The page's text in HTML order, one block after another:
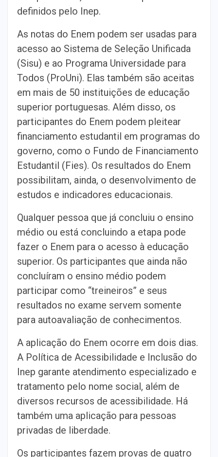
definidos pelo Inep.
As notas do Enem podem ser usadas para
acesso ao Sistema de Seleção Unificada
(Sisu) e ao Programa Universidade para
Todos (ProUni). Elas também são aceitas
em mais de 50 instituições de educação
superior portuguesas. Além disso, os
participantes do Enem podem pleitear
financiamento estudantil em programas do
governo, como o Fundo de Financiamento
Estudantil (Fies). Os resultados do Enem
possibilitam, ainda, o desenvolvimento de
estudos e indicadores educacionais.
Qualquer pessoa que já concluiu o ensino
médio ou está concluindo a etapa pode
fazer o Enem para o acesso à educação
superior. Os participantes que ainda não
concluíram o ensino médio podem
participar como “treineiros” e seus
resultados no exame servem somente
para autoavaliação de conhecimentos.
A aplicação do Enem ocorre em dois dias.
A Política de Acessibilidade e Inclusão do
Inep garante atendimento especializado e
tratamento pelo nome social, além de
diversos recursos de acessibilidade. Há
também uma aplicação para pessoas
privadas de liberdade.
Os participantes fazem provas de quatro